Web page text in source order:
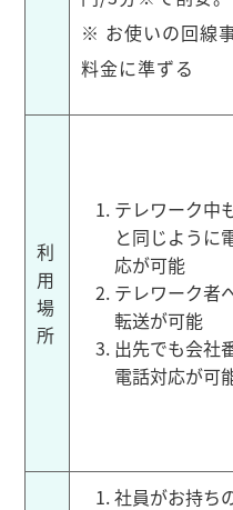
※ お使いの回線
料金に準ずる
利
用
場
所
テレワーク中
と同じように
応が可能
テレワーク者
転送が可能
出先でも会社
電話対応が可
社員がお持ち